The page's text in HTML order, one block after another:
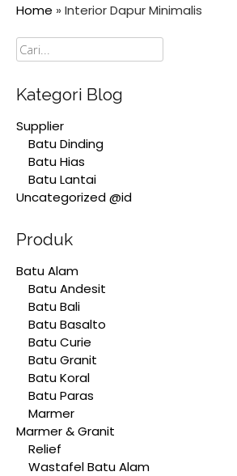
Home » Interior Dapur Minimalis
Cari
Kategori Blog
Supplier
Batu Dinding
Batu Hias
Batu Lantai
Uncategorized @id
Produk
Batu Alam
Batu Andesit
Batu Bali
Batu Basalto
Batu Curie
Batu Granit
Batu Koral
Batu Paras
Marmer
Marmer & Granit
Relief
Wastafel Batu Alam